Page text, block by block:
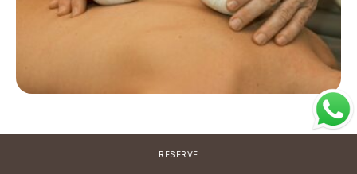
RESERVE